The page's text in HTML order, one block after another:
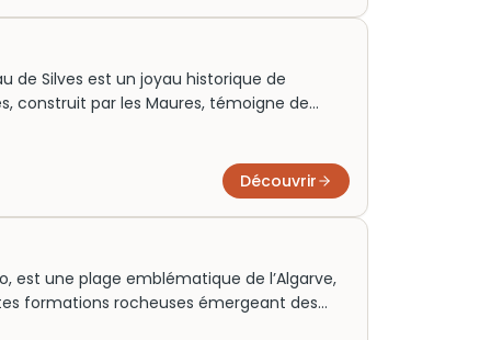
de Silves est un joyau historique de
construit par les Maures, témoigne de
aujourd’hui une précieuse fenêtre sur le
Découvrir
est une plage emblématique de l’Algarve,
formations rocheuses émergeant des